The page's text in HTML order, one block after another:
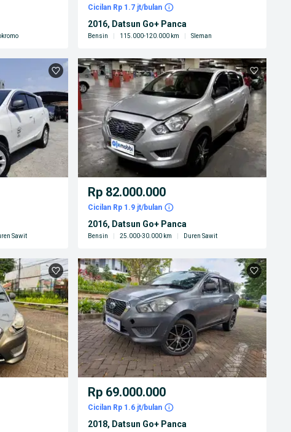
Cicilan Rp 1.7 jt/bulan
2016, Datsun Go+ Panca
Bensin 115.000-120.000 km Sleman
Sawit
Rp 82.000.000
Cicilan Rp 1.9 jt/bulan
2016, Datsun Go+ Panca
Bensin 25.000-30.000 km Duren Sawit
Rp 69.000.000
Cicilan Rp 1.6 jt/bulan
2018, Datsun Go+ Panca